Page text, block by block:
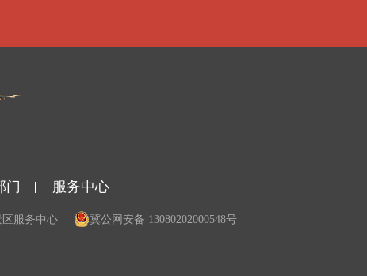
门 服务中心
服务中心
冀公网安备 13080202000548号